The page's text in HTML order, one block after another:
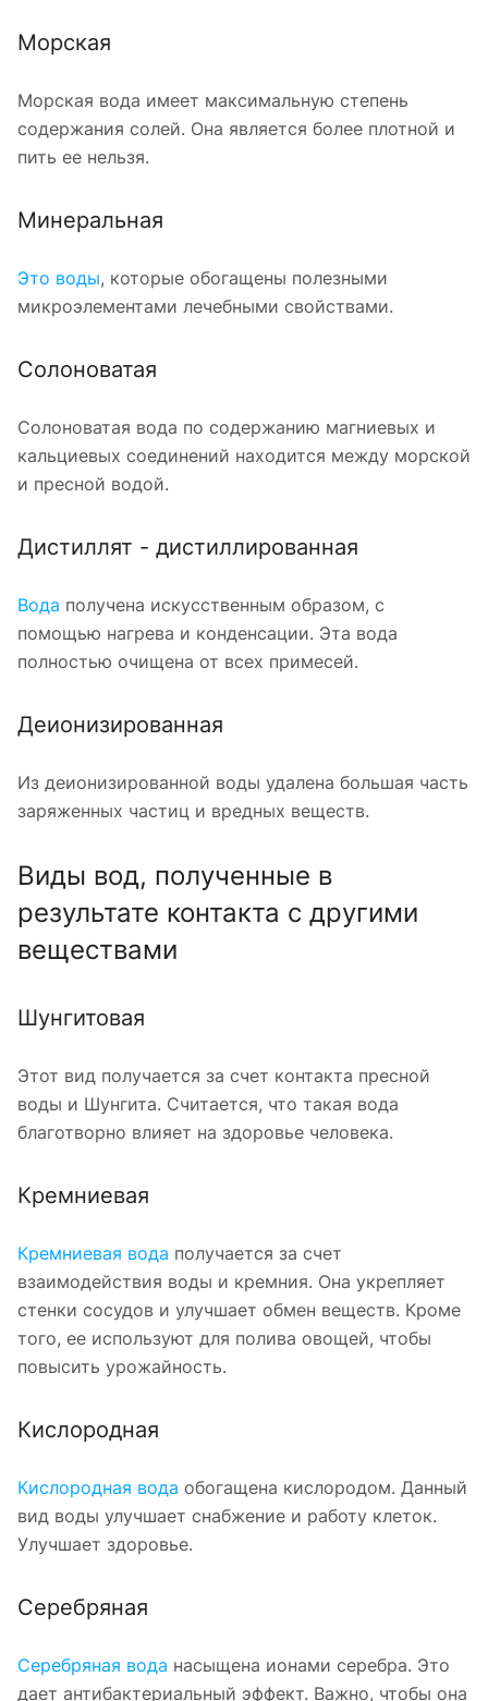
Морская
Морская вода имеет максимальную степень
содержания солей. Она является более плотной и
пить ее нельзя.
Минеральная
Это воды, которые обогащены полезными
микроэлементами лечебными свойствами.
Солоноватая
Солоноватая вода по содержанию магниевых и
кальциевых соединений находится между морской
и пресной водой.
Дистиллят - дистиллированная
Вода получена искусственным образом, с
помощью нагрева и конденсации. Эта вода
полностью очищена от всех примесей.
Деионизированная
Из деионизированной воды удалена большая часть
заряженных частиц и вредных веществ.
Виды вод, полученные в
результате контакта с другими
веществами
Шунгитовая
Этот вид получается за счет контакта пресной
воды и Шунгита. Считается, что такая вода
благотворно влияет на здоровье человека.
Кремниевая
Кремниевая вода получается за счет
взаимодействия воды и кремния. Она укрепляет
стенки сосудов и улучшает обмен веществ. Кроме
того, ее используют для полива овощей, чтобы
повысить урожайность.
Кислородная
Кислородная вода обогащена кислородом. Данный
вид воды улучшает снабжение и работу клеток.
Улучшает здоровье.
Серебряная
Серебряная вода насыщена ионами серебра. Это
дает антибактериальный эффект. Важно, чтобы она